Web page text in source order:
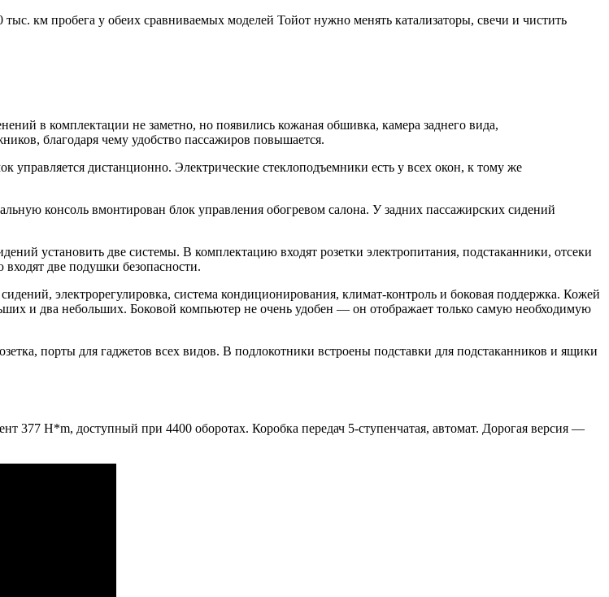
км пробега у обеих сравниваемых моделей Тойот нужно менять катализаторы, свечи и чистить
в комплектации не заметно, но появились кожаная обшивка, камера заднего вида,
благодаря чему удобство пассажиров повышается.
дистанционно. Электрические стеклоподъемники есть у всех окон, к тому же
консоль вмонтирован блок управления обогревом салона. У задних пассажирских сидений
установить две системы. В комплектацию входят розетки электропитания, подстаканники, отсеки
две подушки безопасности.
электрорегулировка, система кондиционирования, климат-контроль и боковая поддержка. Кожей
и два небольших. Боковой компьютер не очень удобен — он отображает только самую необходимую
порты для гаджетов всех видов. В подлокотники встроены подставки для подстаканников и ящики
H*m, доступный при 4400 оборотах. Коробка передач 5-ступенчатая, автомат. Дорогая версия —